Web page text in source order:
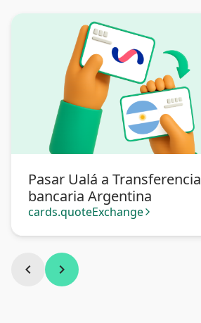
Pasar Ualá a Transferencia
bancaria Argentina
cards.quoteExchange arrow_forward_ios
chevron_left chevron_right